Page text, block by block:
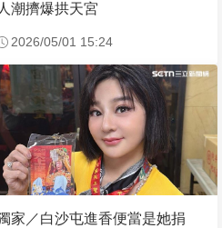
人潮擠爆拱天宮
2026/05/01 15:24
家／白沙屯進香便當是她捐